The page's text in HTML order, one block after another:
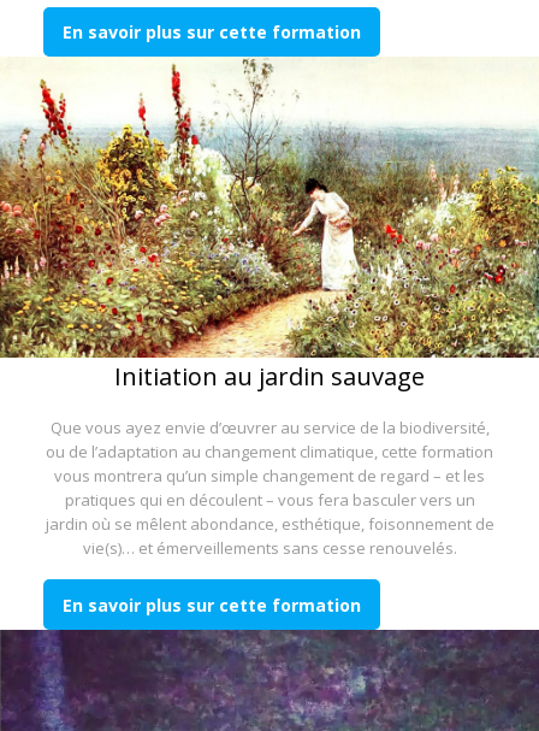
En savoir plus sur cette formation
Initiation au jardin sauvage
Que vous ayez envie d’œuvrer au service de la biodiversité,
ou de l’adaptation au changement climatique, cette formation
vous montrera qu’un simple changement de regard – et les
pratiques qui en découlent – vous fera basculer vers un
jardin où se mêlent abondance, esthétique, foisonnement de
vie(s)… et émerveillements sans cesse renouvelés.
En savoir plus sur cette formation